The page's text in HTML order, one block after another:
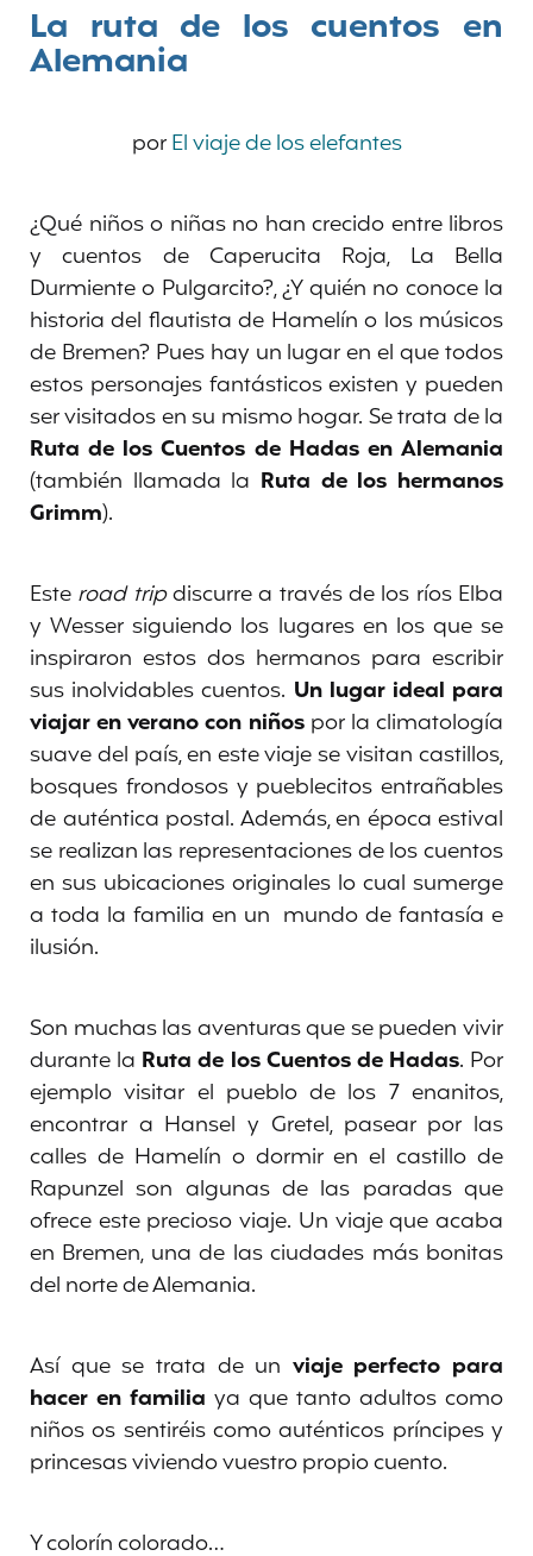
La ruta de los cuentos en
Alemania
porEl viaje de los elefantes
¿Qué niños o niñas no han crecido entre libros
y cuentos de Caperucita Roja, La Bella
Durmiente o Pulgarcito?, ¿Y quién no conoce la
historia del flautista de Hamelín o los músicos
de Bremen? Pues hay un lugar en el que todos
estos personajes fantásticos existen y pueden
ser visitados en su mismo hogar. Se trata de la
Ruta de los Cuentos de Hadas en Alemania
(también llamada la Ruta de los hermanos
Grimm).
Este road tripdiscurre a través de los ríos Elba
y Wesser siguiendo los lugares en los que se
inspiraron estos dos hermanos para escribir
sus inolvidables cuentos. Un lugar ideal para
viajar en verano con niños por la climatología
suave del país, en este viaje se visitan castillos,
bosques frondosos y pueblecitos entrañables
de auténtica postal. Además, en época estival
se realizan las representaciones de los cuentos
en sus ubicaciones originales lo cual sumerge
a toda la familia en un mundo de fantasía e
ilusión.
Son muchas las aventuras que se pueden vivir
durante la Ruta de los Cuentos de Hadas. Por
ejemplo visitar el pueblo de los 7 enanitos,
encontrar a Hansel y Gretel, pasear por las
calles de Hamelín o dormir en el castillo de
Rapunzel son algunas de las paradas que
ofrece este precioso viaje. Un viaje que acaba
en Bremen, una de las ciudades más bonitas
del norte de Alemania.
Así que se trata de un viaje perfecto para
hacer en familia ya que tanto adultos como
niños os sentiréis como auténticos príncipes y
princesas viviendo vuestro propio cuento.
Y colorín colorado…